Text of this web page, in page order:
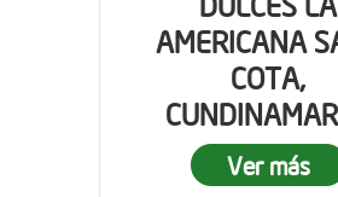
AMERICANA
COTA,
Ver más